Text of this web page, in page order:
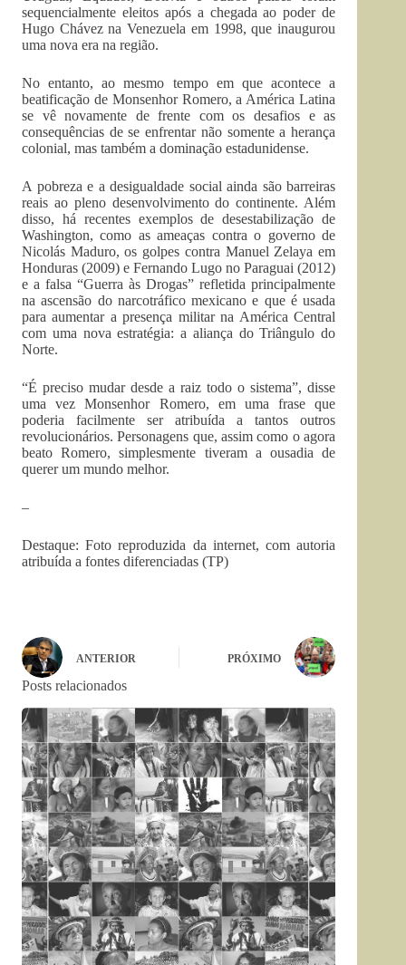
sequencialmente eleitos após a chegada ao poder de
Hugo Chávez na Venezuela em 1998, que inaugurou
uma nova era na região.
No entanto, ao mesmo tempo em que acontece a
beatificação de Monsenhor Romero, a América Latina
se vê novamente de frente com os desafios e as
consequências de se enfrentar não somente a herança
colonial, mas também a dominação estadunidense.
A pobreza e a desigualdade social ainda são barreiras
reais ao pleno desenvolvimento do continente. Além
disso, há recentes exemplos de desestabilização de
Washington, como as ameaças contra o governo de
Nicolás Maduro, os golpes contra Manuel Zelaya em
Honduras (2009) e Fernando Lugo no Paraguai (2012)
e a falsa “Guerra às Drogas” refletida principalmente
na ascensão do narcotráfico mexicano e que é usada
para aumentar a presença militar na América Central
com uma nova estratégia: a aliança do Triângulo do
Norte.
“É preciso mudar desde a raiz todo o sistema”, disse
uma vez Monsenhor Romero, em uma frase que
poderia facilmente ser atribuída a tantos outros
revolucionários. Personagens que, assim como o agora
beato Romero, simplesmente tiveram a ousadia de
querer um mundo melhor.
–
Destaque: Foto reproduzida da internet, com autoria
atribuída a fontes diferenciadas (TP)
ANTERIOR PRÓXIMO
Posts relacionados